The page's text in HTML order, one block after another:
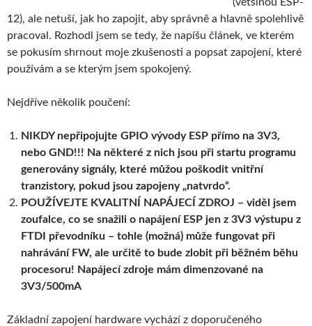
12), ale netuší, jak ho zapojit, aby správně a hlavně spolehlivě
pracoval. Rozhodl jsem se tedy, že napíšu článek, ve kterém
se pokusím shrnout moje zkušenosti a popsat zapojení, které
používám a se kterým jsem spokojený.
Nejdříve několik poučení:
NIKDY nepřipojujte GPIO vývody ESP přímo na 3V3,
nebo GND!!! Na některé z nich jsou při startu programu
generovány signály, které můžou poškodit vnitřní
tranzistory, pokud jsou zapojeny „natvrdo“.
POUŽÍVEJTE KVALITNÍ NAPÁJECÍ ZDROJ – viděl jsem
zoufalce, co se snažili o napájení ESP jen z 3V3 výstupu z
FTDI převodníku – tohle (možná) může fungovat při
nahrávání FW, ale určitě to bude zlobit při běžném běhu
procesoru! Napájecí zdroje mám dimenzované na
3V3/500mA
Základní zapojení hardware vychází z doporučeného